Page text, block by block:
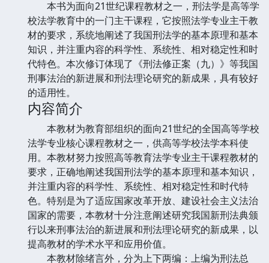
本书为面向21世纪课程教材之一，刑法学是高等学
校法学教育中的一门主干课程，它按照法学专业主干教
材的要求，系统地阐述了我国刑法学的基本原理和基本
知识，并注重内容的科学性、系统性、相对稳定性和时
代特色。本次修订体现了《刑法修正案（九）》等我国
刑事法治的新进展和刑法理论研究的新成果，具有较好
的适用性。
内容简介
本教材为教育部组织的面向21世纪的全国高等学校
法学专业核心课程教材之一，供高等学校法学本科使
用。本教材努力按照高等教育法学专业主干课程教材的
要求，正确地阐述我国刑法学的基本原理和基本知识，
并注重内容的科学性、系统性、相对稳定性和时代特
色。特别是为了适应国家改革开放、建设社会主义法治
国家的需要，本教材十分注意阐述研究我国新刑法典颁
行以来刑事法治的新进展和刑法理论研究的新成果，以
提高教材的学术水平和应用价值。
本教材除绪言外，分为上下两编：上编为刑法总